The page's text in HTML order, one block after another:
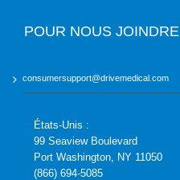
POUR NOUS JOINDRE
consumersupport@drivemedical.com
États-Unis :
99 Seaview Boulevard
Port Washington, NY 11050
(866) 694-5085